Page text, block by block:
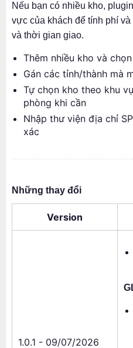
Nếu bạn có nhiều kho,
vực của khách để tính phí
và thời gian giao.
Thêm nhiều kho và
Gán các tỉnh/thành mà
Tự chọn kho theo khu
phòng khi cần
Nhập thư viện địa chỉ
xác
Những thay đổi
Version
1.0.1 - 09/07/2026